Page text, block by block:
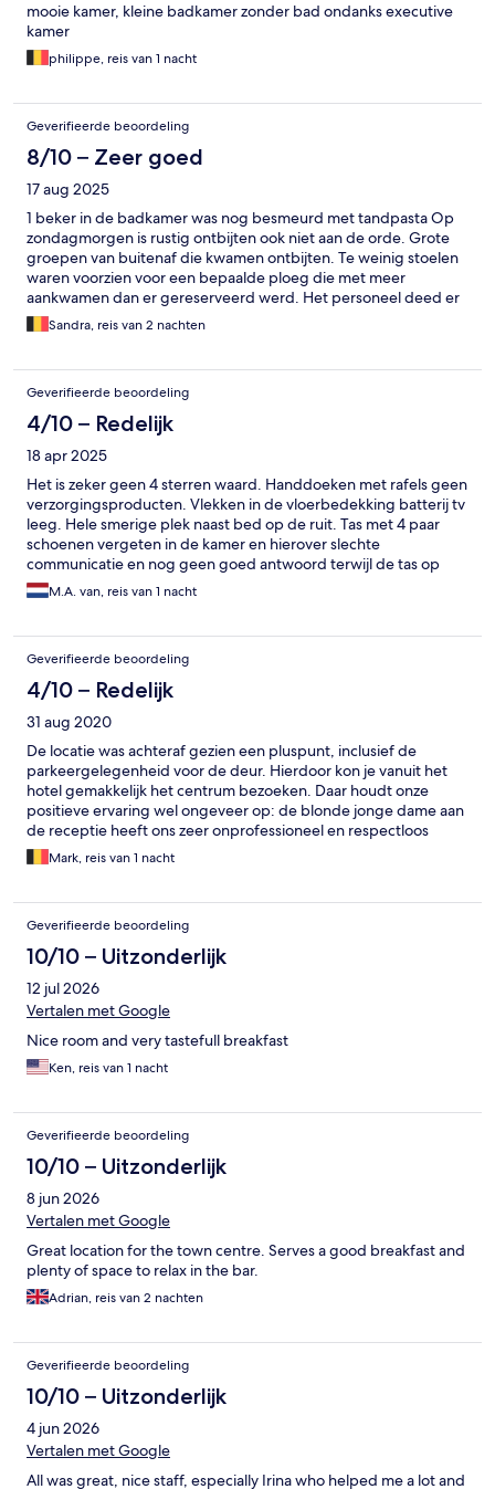
mooie kamer, kleine badkamer zonder bad ondanks executive
kamer
philippe, reis van 1 nacht
Geverifieerde beoordeling
8/10 – Zeer goed
17 aug 2025
1 beker in de badkamer was nog besmeurd met tandpasta Op
zondagmorgen is rustig ontbijten ook niet aan de orde. Grote
groepen van buitenaf die kwamen ontbijten. Te weinig stoelen
waren voorzien voor een bepaalde ploeg die met meer
aankwamen dan er gereserveerd werd. Het personeel deed er
alles aan om zo snel mogelijk alles in orde te brengen, doch 30
minuten was het chaos door die ploeg.. ze bleven ook
even terug naar de receptie doorverwezen om daar te wachten
tot alles in orde was en zo de hotelgasten niet te storen. Positief:
vriendelijk personeen, voldoende parkeerplaats voor het hotel,
niet ver van de grote markt van Oudenaarde.
Sandra, reis van 2 nachten
Geverifieerde beoordeling
4/10 – Redelijk
18 apr 2025
Het is zeker geen 4 sterren waard. Handdoeken met rafels geen
verzorgingsproducten. Vlekken in de vloerbedekking batterij tv
leeg. Hele smerige plek naast bed op de ruit. Tas met 4 paar
schoenen vergeten in de kamer en hierover slechte
communicatie en nog geen goed antwoord terwijl de tas op
zeker hier is blijven staan met volledige inhoud!
M.A. van, reis van 1 nacht
Geverifieerde beoordeling
4/10 – Redelijk
31 aug 2020
De locatie was achteraf gezien een pluspunt, inclusief de
parkeergelegenheid voor de deur. Hierdoor kon je vanuit het
hotel gemakkelijk het centrum bezoeken. Daar houdt onze
positieve ervaring wel ongeveer op: de blonde jonge dame aan
de receptie heeft ons zeer onprofessioneel en respectloos
behandeld. Bij aankomst kregen wij allereerst een kamer die
nog niet was schoon gemaakt. Een simpele vergissing? Tuurlijk,
wekte dit geen goede eerste indruk van de oplettendheid van
het hotel. Bij het melden van dit probleem werd weliswaar (en
terecht) excuses gemaakt, maar nadat wij een nieuwe kamer
kregen toegewezen was er wéér iets mis. Deze keer beschikte
de kamer niet over een queensize bed, waar wij expliciet om
hadden gevraagd (en ons ook was beloofd), maar in plaats
bedden. Tijdens ons ontbijt de volgende ochtend hadden wij
helaas weer een negatieve indruk, wederom door dezelfde
en ons werd gevraagd naar ons kamernummer, ontstond er veel
verwarring doordat zij ons nieuwe kamernummer was vergeten
mee te wijzigen op de lijst. Bij uitcheck werd ons (pas na
betaling) gevraagd of alles naar wens was. Wij legden uit dat wij
een queensize bed hadden verwacht. Dezelfde dame kwam
met diverse slappe verklaringen aan, maar nam geen enkele
verantwoordelijkheid. Maar het toppunt: geen
verontschuldiging. -- Schande!
Mark, reis van 1 nacht
Geverifieerde beoordeling
10/10 – Uitzonderlijk
12 jul 2026
Vertalen met Google
Nice room and very tastefull breakfast
Ken, reis van 1 nacht
Geverifieerde beoordeling
10/10 – Uitzonderlijk
8 jun 2026
Vertalen met Google
Great location for the town centre. Serves a good breakfast and
plenty of space to relax in the bar.
Adrian, reis van 2 nachten
Geverifieerde beoordeling
10/10 – Uitzonderlijk
4 jun 2026
Vertalen met Google
All was great, nice staff, especially Irina who helped me a lot and